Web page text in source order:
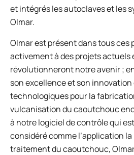
et intégrés les autoclaves et les
Olmar.
Olmar est présent dans tous ces
activement à des projets actuels
révolutionneront notre avenir ;
son excellence et son
technologiques pour la
vulcanisation du caoutchouc
à notre logiciel de contrôle qui
considéré comme l’application
traitement du caoutchouc,